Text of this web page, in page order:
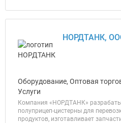
НОРДТАНК,
Оборудование, Оптовая
Услуги
Компания «НОРДТАНК»
полуприцеп-цистерны для
продуктов, изготавливает